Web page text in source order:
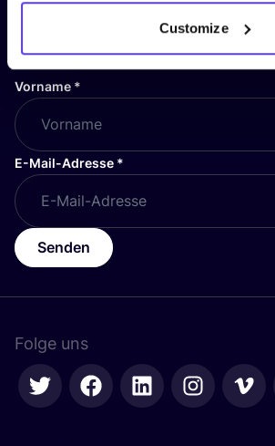
Customize
Abonniere unseren
und bleibe auf dem
Vorname *
E-Mail-Adresse *
Senden
Folge uns